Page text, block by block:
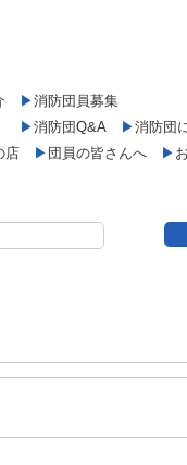
▶消防団員募集
▶消防団Q&A ▶消防団
店 ▶ 団員の皆さんへ ▶